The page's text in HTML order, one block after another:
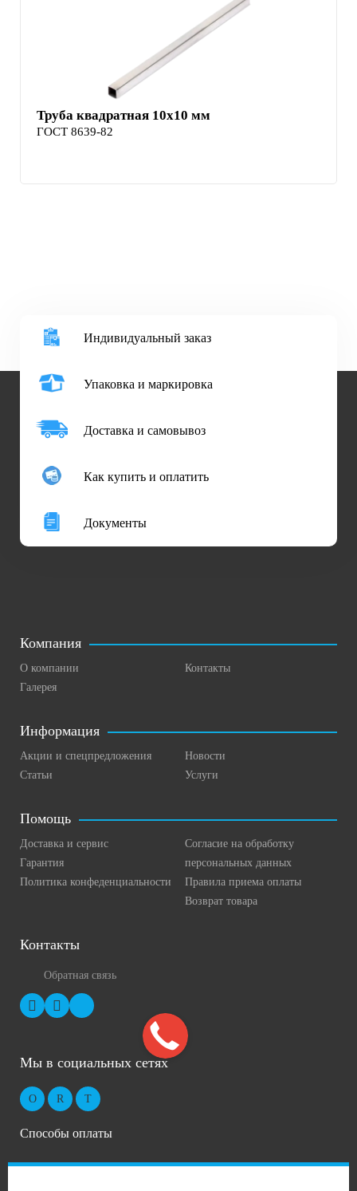
Труба квадратная 10х10 мм
ГОСТ 8639-82
Индивидуальный заказ
Упаковка и маркировка
Доставка и самовывоз
Как купить и оплатить
Документы
Компания
О компании
Галерея
Контакты
Информация
Акции и спецпредложения
Статьи
Новости
Услуги
Помощь
Доставка и сервис
Гарантия
Политика конфеденциальности
Согласие на обработку
персональных данных
Правила приема оплаты
Возврат товара
Контакты
Обратная связь
Мы в социальных сетях
Способы оплаты